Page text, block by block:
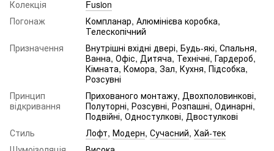
Колекція
Fusion
Погонаж
Компланар, Алюмінієва коробка,
Телескопічний
Призначення
Внутрішні вхідні двері, Будь-які, Спальня,
Ванна, Офіс, Дитяча, Технічні, Гардероб,
Кімната, Комора, Зал, Кухня, Підсобка,
Розсувні
Принцип
відкривання
Прихованого монтажу, Двохполовинкові,
Полуторні, Розсувні, Розпашні, Одинарні,
Подвійні, Одностулкові, Двостулкові
Стиль
Лофт, Модерн, Сучасний, Хай-тек